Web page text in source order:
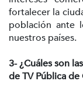
fortalecer la
población ante
nuestros países.
3- ¿Cuáles son
de TV Pública de